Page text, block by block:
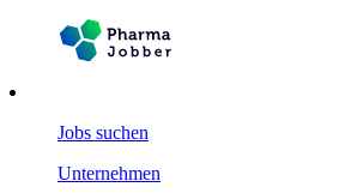
Jobs suchen
Unternehmen